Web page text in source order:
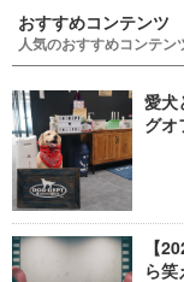
おすすめコンテンツ
人気のおすすめコンテン
愛犬
グ
【
ら笑